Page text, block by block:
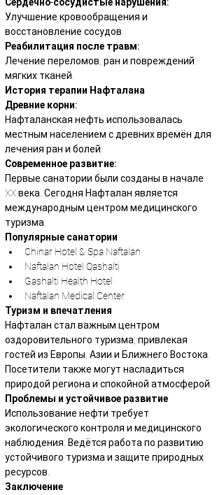
Улучшение кровообращения и
восстановление сосудов.
Реабилитация после травм:
Лечение переломов, ран и повреждений
мягких тканей.
История терапии Нафталана
Древние корни:
Нафталанская нефть использовалась
местным населением с древних времён для
лечения ран и болей.
Современное развитие:
Первые санатории были созданы в начале
XX века. Сегодня Нафталан является
международным центром медицинского
туризма.
Популярные санатории
Chinar Hotel & Spa Naftalan
Naftalan Hotel Qashalti
Gashalti Health Hotel
Naftalan Medical Center
Туризм и впечатления
Нафталан стал важным центром
оздоровительного туризма, привлекая
гостей из Европы, Азии и Ближнего Востока.
Посетители также могут насладиться
природой региона и спокойной атмосферой.
Проблемы и устойчивое развитие
Использование нефти требует
экологического контроля и медицинского
наблюдения. Ведётся работа по развитию
устойчивого туризма и защите природных
ресурсов.
Заключение